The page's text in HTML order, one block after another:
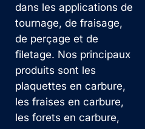
dans les applications de
tournage, de fraisage,
de perçage et de
filetage. Nos principaux
produits sont les
plaquettes en carbure,
les fraises en carbure,
les forets en carbure,